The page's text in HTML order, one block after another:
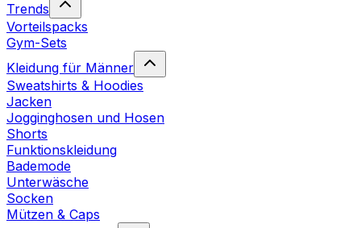
Trends
Vorteilspacks
Gym-Sets
Kleidung für Männer
Sweatshirts & Hoodies
Jacken
Jogginghosen und Hosen
Shorts
Funktionskleidung
Bademode
Unterwäsche
Socken
Mützen & Caps